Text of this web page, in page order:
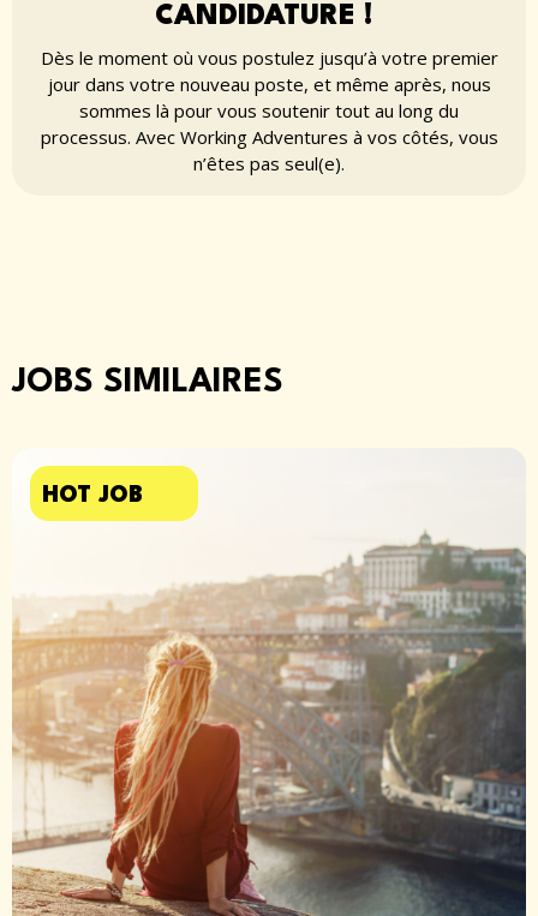
CANDIDATURE !
Dès le moment où vous postulez jusqu’à votre premier
jour dans votre nouveau poste, et même après, nous
sommes là pour vous soutenir tout au long du
processus. Avec Working Adventures à vos côtés, vous
n’êtes pas seul(e).
JOBS SIMILAIRES
HOT JOB